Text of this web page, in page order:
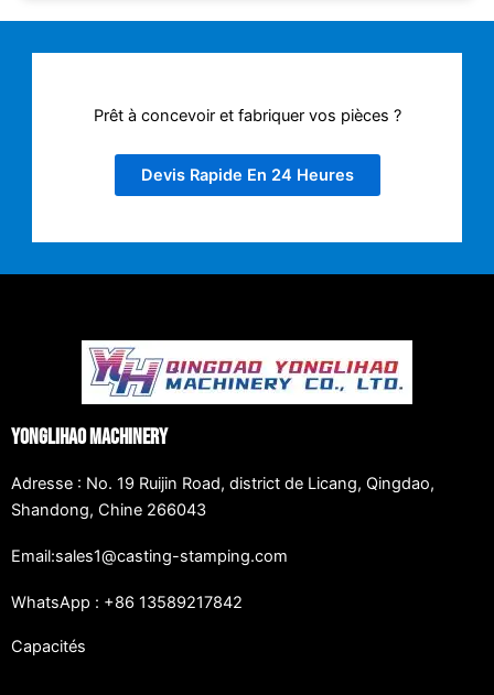
Prêt à concevoir et fabriquer vos pièces ?
Devis Rapide En 24 Heures
Yonglihao Machinery
Adresse : No. 19 Ruijin Road, district de Licang, Qingdao,
Shandong, Chine 266043
Email:sales1@casting-stamping.com
WhatsApp : +86 13589217842
Capacités